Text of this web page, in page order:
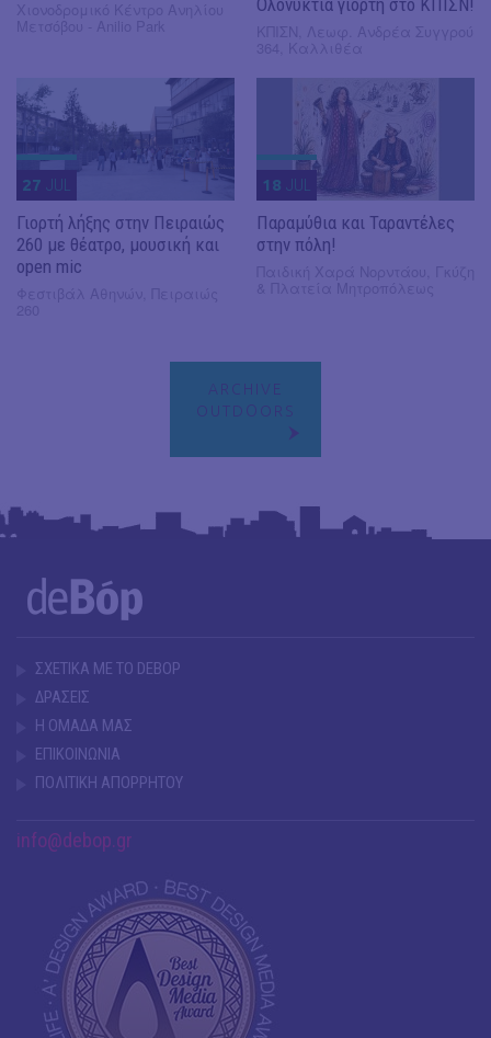
27 JUL
Γιορτή λήξης στην Πειραιώς
260 με θέατρο, μουσική και
open mic
18 JUL
Παραμύθια και Ταραντέλες
στην πόλη!
ARCHIVE
OUTDΟORS
ΣΧΕΤΙΚΑ ΜΕ ΤΟ DEBOP
ΔΡΑΣΕΙΣ
Η ΟΜΑΔΑ ΜΑΣ
ΕΠΙΚΟΙΝΩΝΙΑ
ΠΟΛΙΤΙΚΗ ΑΠΟΡΡΗΤΟΥ
info@debop.gr